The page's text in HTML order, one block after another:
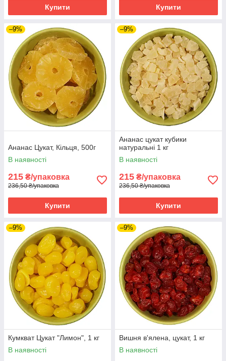
Купити Купити
–9%
Ананас Цукат, Кільця, 500г
В наявності
215 ₴/упаковка
236,50 ₴/упаковка
Купити
–9%
Ананас цукат кубики
натуральні 1 кг
В наявності
215 ₴/упаковка
236,50 ₴/упаковка
Купити
–9%
Кумкват Цукат "Лимон", 1 кг
В наявності
–9%
Вишня в'ялена, цукат, 1 кг
В наявності